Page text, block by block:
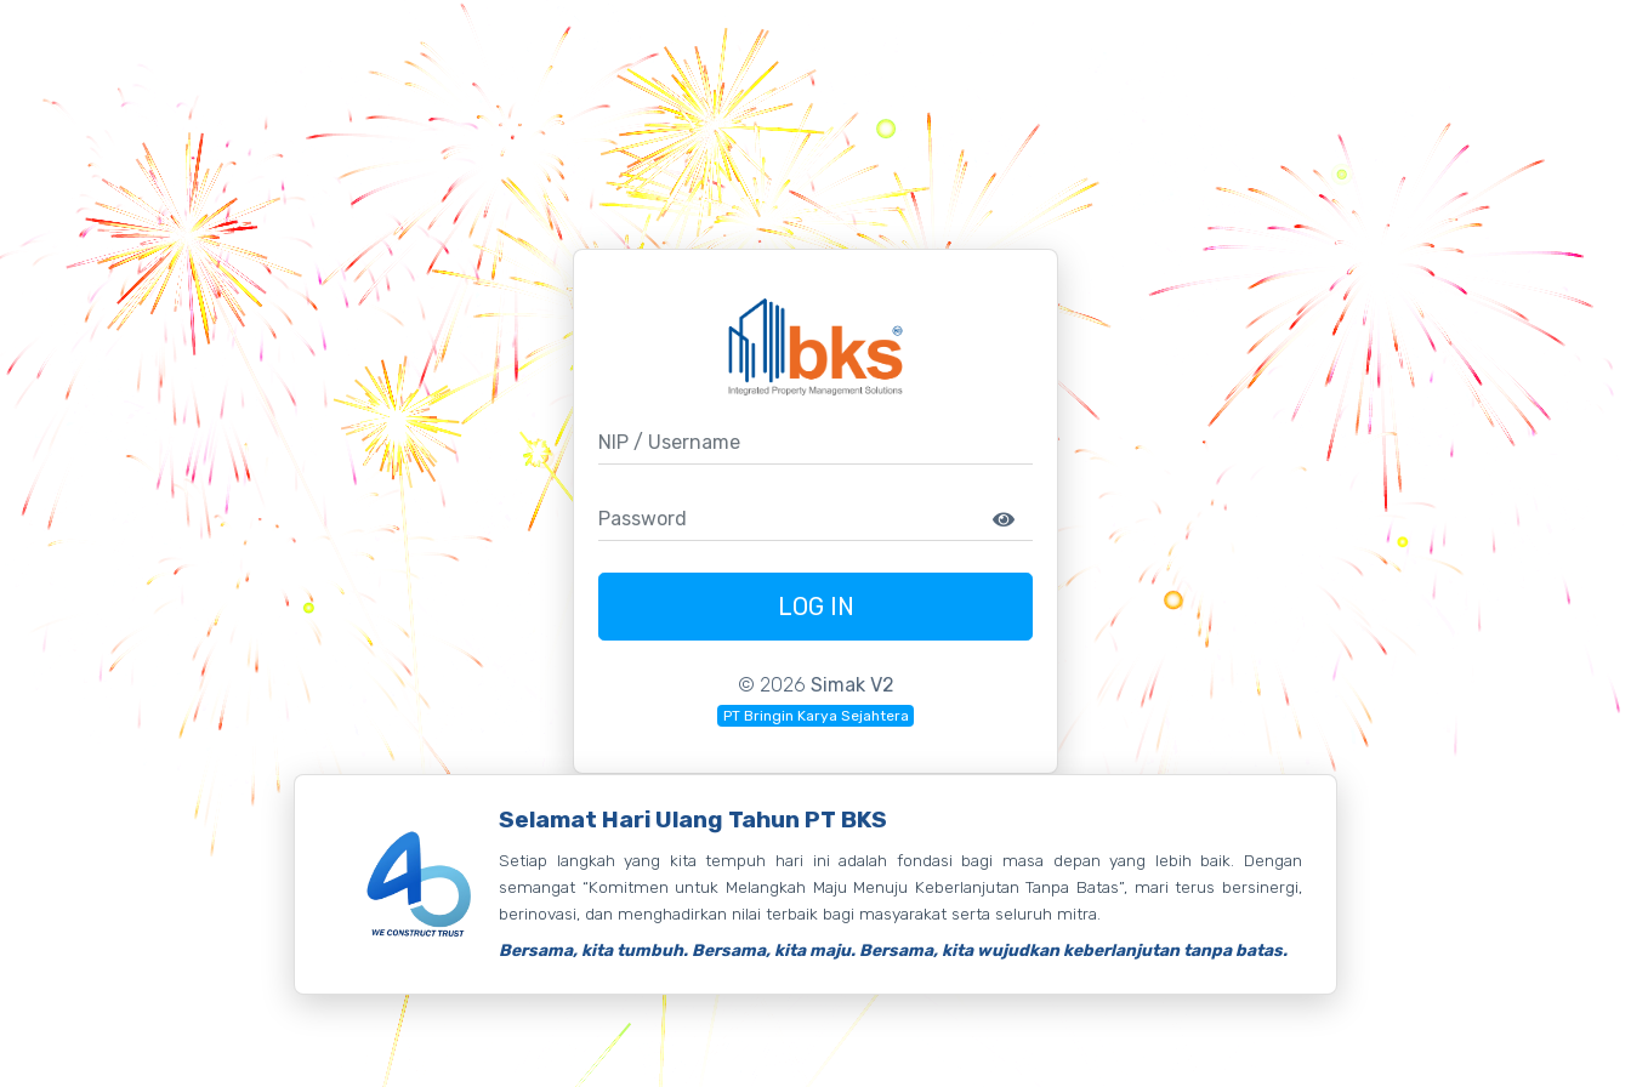
LOG IN
© 2026 Simak V2
PT Bringin Karya Sejahtera
Selamat Hari Ulang Tahun PT BKS
Setiap langkah yang kita tempuh hari ini adalah fondasi bagi masa depan yang lebih baik. Dengan
semangat “Komitmen untuk Melangkah Maju Menuju Keberlanjutan Tanpa Batas”, mari terus bersinergi,
berinovasi, dan menghadirkan nilai terbaik bagi masyarakat serta seluruh mitra.
Bersama, kita tumbuh. Bersama, kita maju. Bersama, kita wujudkan keberlanjutan tanpa batas.